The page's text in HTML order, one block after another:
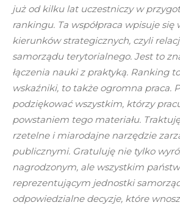
już od kilku lat uczestniczy w
rankingu. Ta współpraca wpisuje się
kierunków strategicznych, czyli
samorządu terytorialnego. Jest to
łączenia nauki z praktyką. Ranking
wskaźniki, to także ogromna praca.
podziękować wszystkim, którzy
powstaniem tego materiału.
rzetelne i miarodajne narzędzie
publicznymi. Gratuluję nie tylko
nagrodzonym, ale wszystkim
reprezentującym jednostki
odpowiedzialne decyzje, które